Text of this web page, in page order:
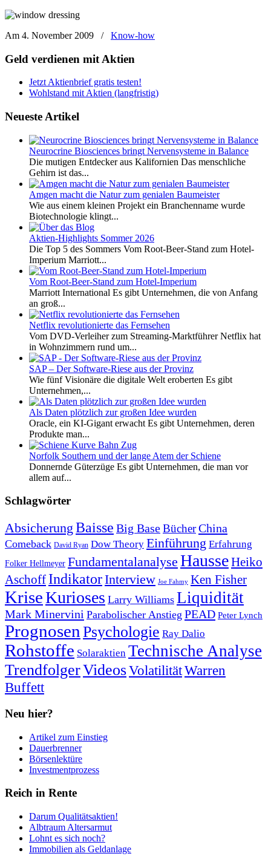
Am 4. November 2009 / Know-how
Geld verdienen mit Aktien
Jetzt Aktienbrief gratis testen!
Wohlstand mit Aktien (langfristig)
Neueste Artikel
Neurocrine Biosciences bringt Nervensysteme in Balance
Die mutigen Entdecker aus Kalifornien Das menschliche
Gehirn ist das...
Amgen macht die Natur zum genialen Baumeister
Wie aus einem kleinen Projekt ein Branchenname wurde
Biotechnologie klingt...
Aktien-Highlights Sommer 2026
Die Top 5 des Sommers Vom Root-Beer-Stand zum Hotel-
Imperium Marriott...
Vom Root-Beer-Stand zum Hotel-Imperium
Marriott International Es gibt Unternehmen, die von Anfang
an groß...
Netflix revolutionierte das Fernsehen
Vom DVD-Verleiher zum Streaming-Marktführer Netflix hat
in Wohnzimmern rund um...
SAP – Der Software-Riese aus der Provinz
Wie fünf Visionäre die digitale Welt eroberten Es gibt
Unternehmen,...
Als Daten plötzlich zur großen Idee wurden
Oracle, ein KI-Gigant erwacht Es gibt Unternehmen, deren
Produkte man...
Norfolk Southern und der lange Atem der Schiene
Donnernde Güterzüge Es gibt Unternehmen, die man vor
allem auf...
Schlagwörter
Absicherung Baisse Big BaseBücherChina
Comeback David Ryan Dow Theory Einführung Erfahrung
Folker Hellmeyer Fundamentalanalyse HausseHeiko
Aschoff IndikatorInterview Joe Fahmy Ken Fisher
KriseKurioses Larry Williams Liquidität
Mark Minervini Parabolischer Anstieg PEAD Peter Lynch
Prognosen Psychologie Ray Dalio
Rohstoffe Solaraktien Technische Analyse
TrendfolgerVideosVolatilitätWarren
Buffett
Neu hier?
Artikel zum Einstieg
Dauerbrenner
Börsenlektüre
Investmentprozess
Reich in Rente
Darum Qualitätsaktien!
Albtraum Altersarmut
Lohnt es sich noch?
Immobilien als Geldanlage